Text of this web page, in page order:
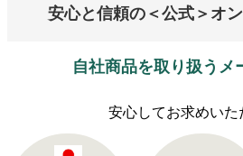
安心と信頼の＜公式＞オ
自社商品を取り扱うメ